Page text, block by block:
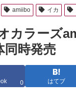
amiibo イカ
カラーズ
時発売
0 はてブ